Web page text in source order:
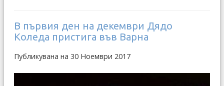
В първия ден на декември Дядо
Коледа пристига във Варна
Публикувана на 30 Ноември 2017